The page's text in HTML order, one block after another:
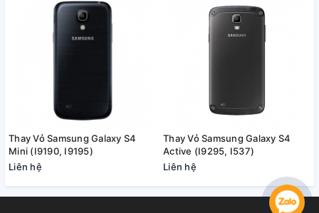
Thay Vỏ Samsung Galaxy S4
Mini (I9190, I9195)
Liên hệ
Thay Vỏ Samsung Galaxy S4
Active (I9295, I537)
Liên hệ